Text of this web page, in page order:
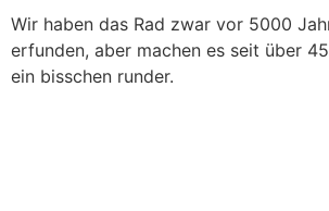
Wir haben das Rad zwar vor 5000
erfunden, aber machen es seit über
ein bisschen runder.